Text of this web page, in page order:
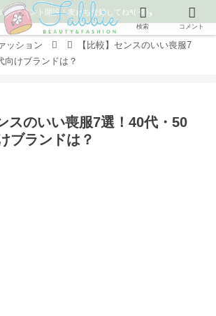
LINEの公式アカウント開設！友だち登録してね٩( ᐛ )و
ッション
【比較】センスのいい喪服7
向けブランドは？
スのいい喪服7選！40代・50
ブランドは？
検索 コメント